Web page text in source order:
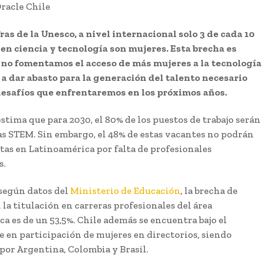
Chile
de la Unesco, a nivel internacional solo 3 de cada 10
ciencia y tecnología son mujeres. Esta brecha es
fomentamos el acceso de más mujeres a la tecnología
a dar abasto para la generación del talento necesario
que enfrentaremos en los próximos años.
que para 2030, el 80% de los puestos de trabajo serán
STEM. Sin embargo, el 48% de estas vacantes no podrán
en Latinoamérica por falta de profesionales
datos del Ministerio de Educación, la brecha de
la titulación en carreras profesionales del área
es de un 53,5%. Chile además se encuentra bajo el
en participación de mujeres en directorios, siendo
Argentina, Colombia y Brasil.